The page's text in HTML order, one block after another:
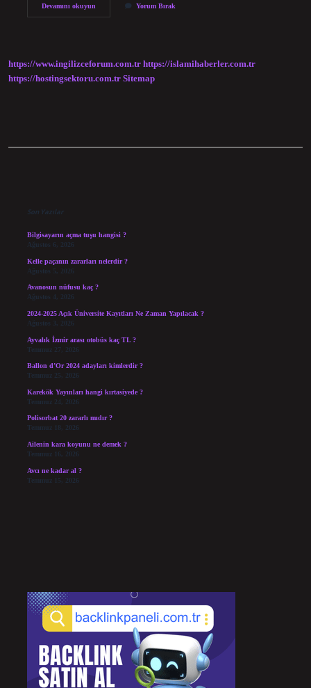
Devamını okuyunSafra
Olur
Yorum Bırak
https://www.ingilizceforum.com.tr https://islamihaberler.com.tr
https://hostingsektoru.com.tr Sitemap
Son Yazılar
Bilgisayarın açma tuşu hangisi ?
Ağustos 6, 2026
Kelle paçanın zararları nelerdir ?
Ağustos 5, 2026
Avanosun nüfusu kaç ?
Ağustos 4, 2026
2024-2025 Açık Üniversite Kayıtları Ne Zaman Yapılacak ?
Ağustos 3, 2026
Ayvalık İzmir arası otobüs kaç TL ?
Temmuz 27, 2026
Ballon d’Or 2024 adayları kimlerdir ?
Temmuz 25, 2026
Karekök Yayınları hangi kırtasiyede ?
Temmuz 24, 2026
Polisorbat 20 zararlı mıdır ?
Temmuz 18, 2026
Ailenin kara koyunu ne demek ?
Temmuz 16, 2026
Avcı ne kadar al ?
Temmuz 15, 2026